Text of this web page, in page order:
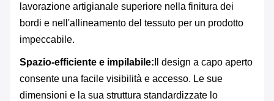
lavorazione artigianale superiore nella finitura dei
bordi e nell'allineamento del tessuto per un prodotto
impeccabile.
Spazio-efficiente e impilabile: Il design a capo aperto
consente una facile visibilità e accesso. Le sue
dimensioni e la sua struttura standardizzate lo